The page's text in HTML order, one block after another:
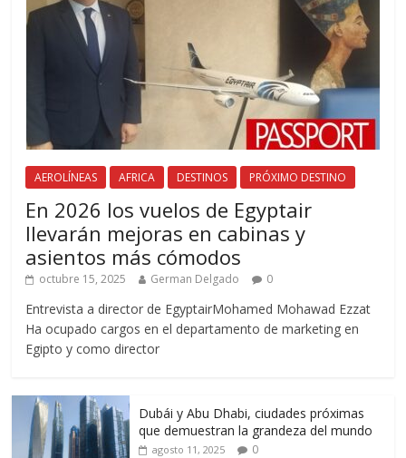
AEROLÍNEAS AFRICA DESTINOS PRÓXIMO DESTINO
En 2026 los vuelos de Egyptair
llevarán mejoras en cabinas y
asientos más cómodos
octubre 15, 2025 German Delgado 0
Entrevista a director de EgyptairMohamed Mohawad Ezzat
Ha ocupado cargos en el departamento de marketing en
Egipto y como director
Dubái y Abu Dhabi, ciudades próximas
que demuestran la grandeza del mundo
agosto 11, 2025 0